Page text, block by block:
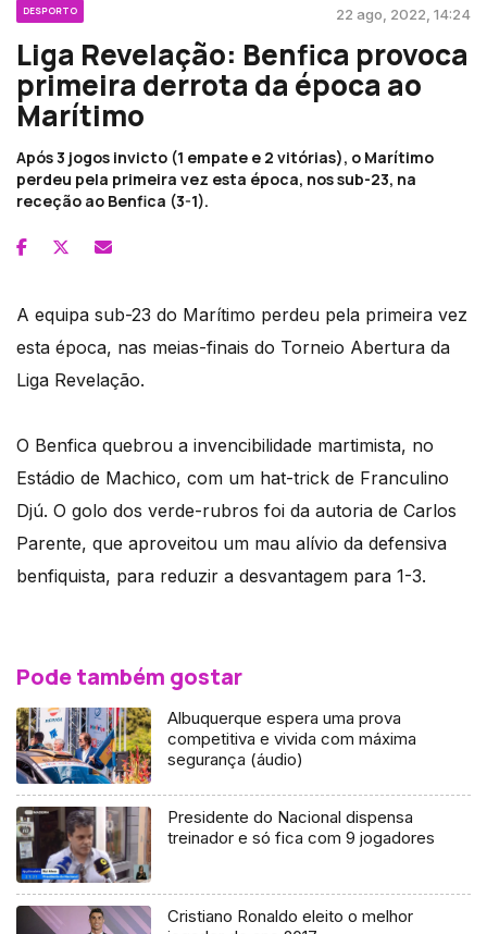
DESPORTO 22 ago, 2022, 14:24
Liga Revelação: Benfica provoca
primeira derrota da época ao
Marítimo
Após 3 jogos invicto (1 empate e 2 vitórias), o Marítimo
perdeu pela primeira vez esta época, nos sub-23, na
receção ao Benfica (3-1).
A equipa sub-23 do Marítimo perdeu pela primeira vez
esta época, nas meias-finais do Torneio Abertura da
Liga Revelação.
O Benfica quebrou a invencibilidade martimista, no
Estádio de Machico, com um hat-trick de Franculino
Djú. O golo dos verde-rubros foi da autoria de Carlos
Parente, que aproveitou um mau alívio da defensiva
benfiquista, para reduzir a desvantagem para 1-3.
Pode também gostar
Albuquerque espera uma prova
competitiva e vivida com máxima
segurança (áudio)
Presidente do Nacional dispensa
treinador e só fica com 9 jogadores
Cristiano Ronaldo eleito o melhor